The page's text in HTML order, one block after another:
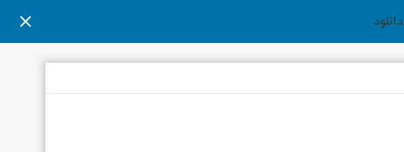
دانلود